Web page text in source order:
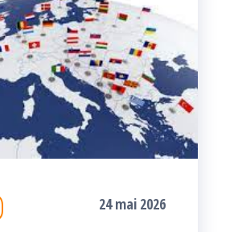
24 mai 2026